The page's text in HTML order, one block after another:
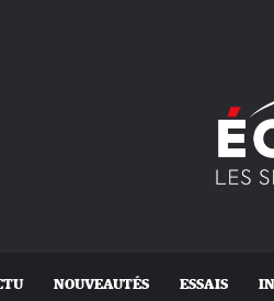
NOUVEAUTÉS ESSAIS